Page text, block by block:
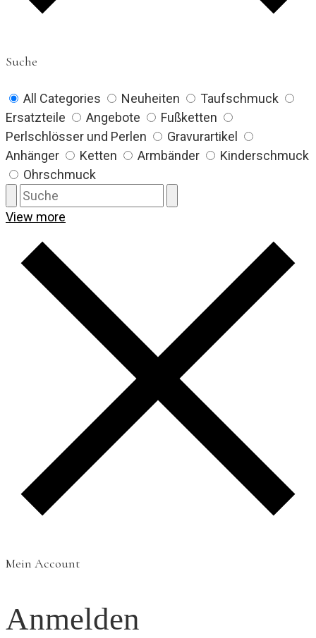
Suche
All Categories Neuheiten
Taufschmuck
Ersatzteile
Angebote
Fußketten
Perlschlösser und Perlen
Gravurartikel
Anhänger
Ketten Armbänder
Kinderschmuck
Ohrschmuck
View more
Mein Account
Anmelden